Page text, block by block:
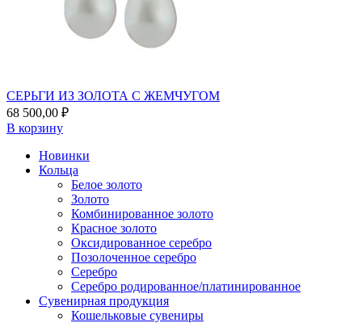
СЕРЬГИ ИЗ ЗОЛОТА С ЖЕМЧУГОМ
68 500,00 ₽
В корзину
Новинки
Кольца
Белое золото
Золото
Комбинированное золото
Красное золото
Оксидированное серебро
Позолоченное серебро
Серебро
Серебро родированное/платинированное
Сувенирная продукция
Кошельковые сувениры